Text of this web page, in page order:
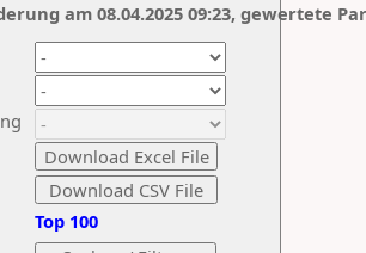
Top 100
am 08.04.2025 09:23, gewertete